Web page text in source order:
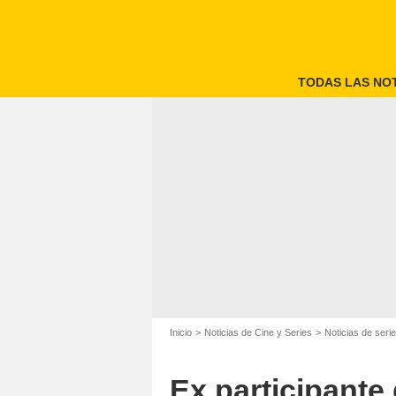
TODAS LAS
Inicio Noticias de Cine y Series Noticias de